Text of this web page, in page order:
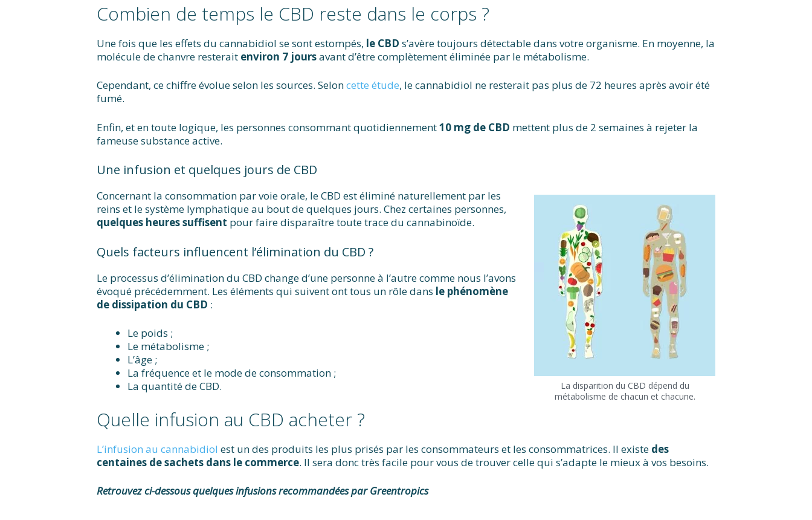
Combien de temps le CBD reste dans le corps ?
Une fois que les effets du cannabidiol se sont estompés, le CBD s’avère toujours détectable dans votre organisme. En moyenne, la
molécule de chanvre resterait environ 7 joursavant d’être complètement éliminée par le métabolisme.
Cependant, ce chiffre évolue selon les sources. Seloncette étude, le cannabidiol ne resterait pas plus de 72 heures après avoir été
fumé.
Enfin, et en toute logique, les personnes consommant quotidiennement10 mg de CBD mettent plus de 2 semaines à rejeter la
fameuse substance active.
Une infusion et quelques jours de CBD
La disparition du CBD dépend du
métabolisme de chacun et chacune.
Concernant la consommation par voie orale, le CBD est éliminé naturellement par les
reins et le système lymphatique au bout de quelques jours. Chez certaines personnes,
quelques heures suffisent pour faire disparaître toute trace du cannabinoïde.
Quels facteurs influencent l’élimination du CBD ?
Le processus d’élimination du CBD change d’une personne à l’autre comme nous l’avons
évoqué précédemment. Les éléments qui suivent ont tous un rôle dans le phénomène
de dissipation du CBD :
Le poids ;
Le métabolisme ;
L’âge ;
La fréquence et le mode de consommation ;
La quantité de CBD.
Quelle infusion au CBD acheter ?
L’infusion au cannabidiol est un des produits les plus prisés par les consommateurs et les consommatrices. Il existe des
centaines de sachets dans le commerce. Il sera donc très facile pour vous de trouver celle qui s’adapte le mieux à vos besoins.
Retrouvez ci-dessous quelques infusions recommandées par Greentropics